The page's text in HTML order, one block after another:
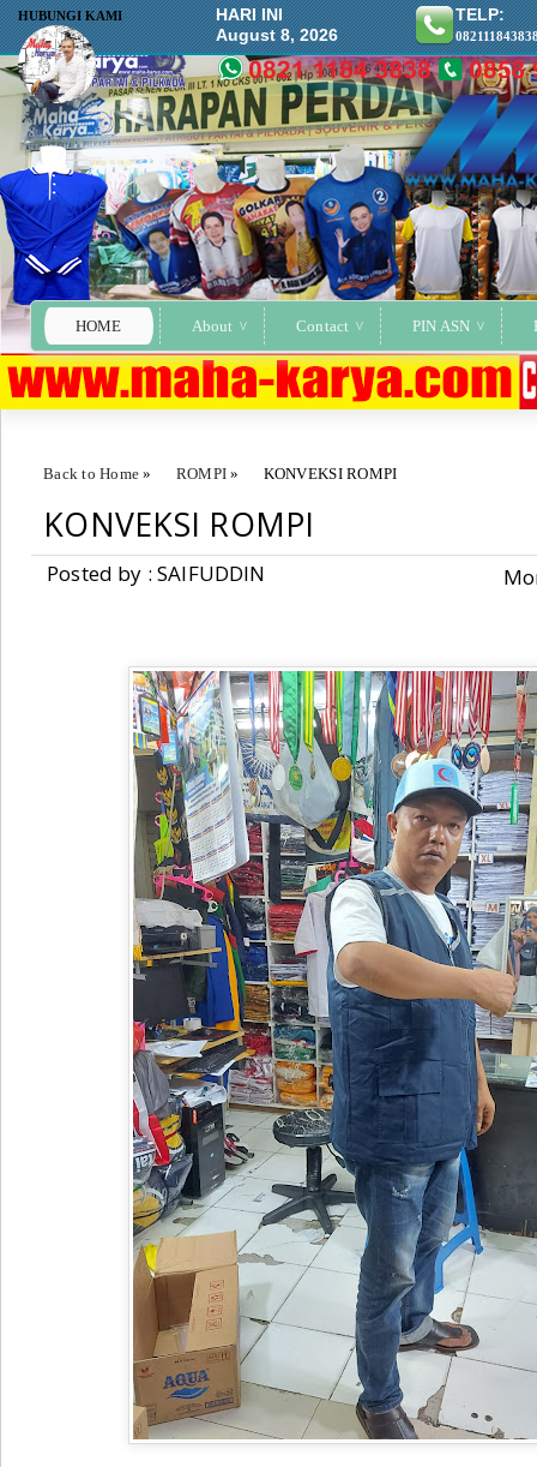
HOME About Contact PIN ASN
HUBUNGI KAMI
HARI INI
August 8, 2026
TELP:
Back to Home » ROMPI » KONVEKSI ROMPI
KONVEKSI ROMPI
Posted by : SAIFUDDIN